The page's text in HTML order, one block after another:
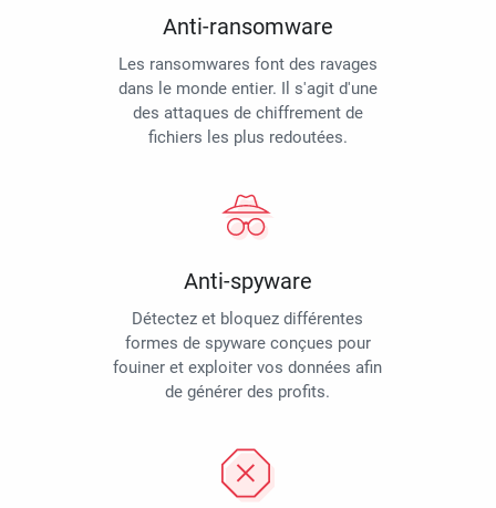
Anti-ransomware
Les ransomwares font des ravages
dans le monde entier. Il s'agit d'une
des attaques de chiffrement de
fichiers les plus redoutées.
Anti-spyware
Détectez et bloquez différentes
formes de spyware conçues pour
fouiner et exploiter vos données afin
de générer des profits.